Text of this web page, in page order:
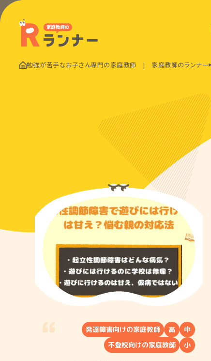
勉強が苦手なお子さん専門の家庭教師 | 家庭教師のランナー
発達障害向けの家庭教師 高
中
不登校向けの家庭教師
小